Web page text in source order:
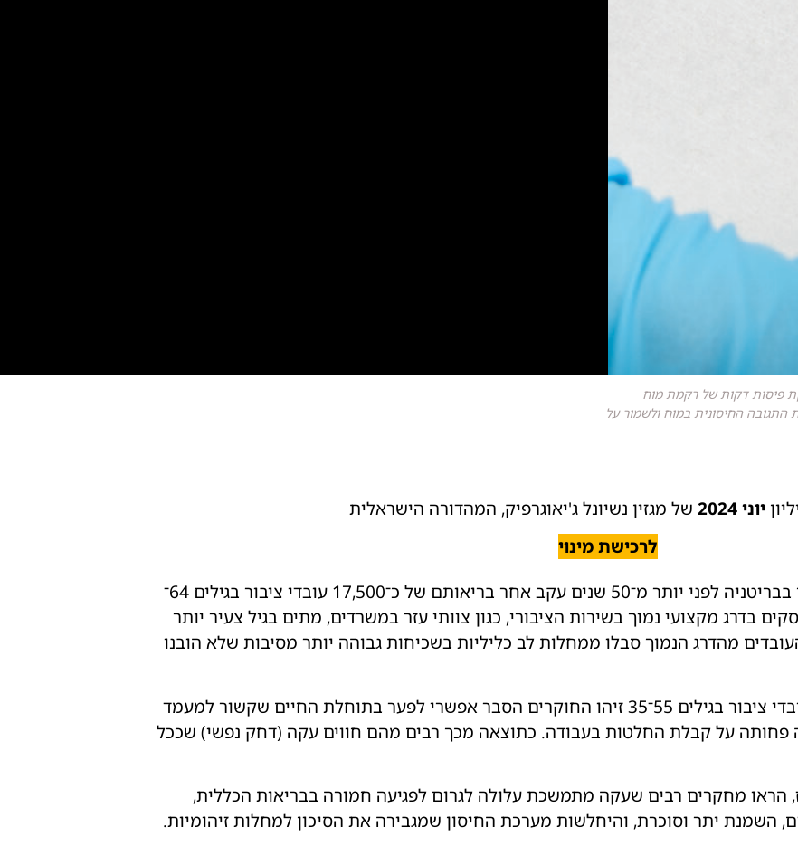
פיסות דקות של רקמת מוח
התגובה החיסונית במוח ולשמור על
יוני 2024
של מגזין נשיונל ג'יאוגרפיק, המהדורה הישראלית
לרכישת מינוי
מחקר ארוך טווח ראשון מסוגו שנערך בבריטניה לפני יותר מ־50 שנים עקב אחר בריאותם של כ־17,500 עובדי ציבור בגילים 64־
בדרג מקצועי נמוך בשירות הציבורי, כגון צוותי עזר במשרדים, מתים בגיל צעיר יותר
מהדרג הנמוך סבלו ממחלות לב כליליות בשכיחות גבוהה יותר מסיבות שלא הובנו
במחקר המשך שעקב אחר 10,300 עובדי ציבור בגילים 55־35 זיהו החוקרים הסבר אפשרי לפער בתוחלת החיים שקשור למעמד
פחותה על קבלת החלטות בעבודה. כתוצאה מכך רבים מהם חווים עקה (דחק נפשי) שככל
מחקרים רבים שעקה מתמשכת עלולה לגרום לפגיעה חמורה בבריאות הכללית,
השמנת יתר וסוכרת, והיחלשות מערכת החיסון שמגבירה את הסיכון למחלות זיהומיות.